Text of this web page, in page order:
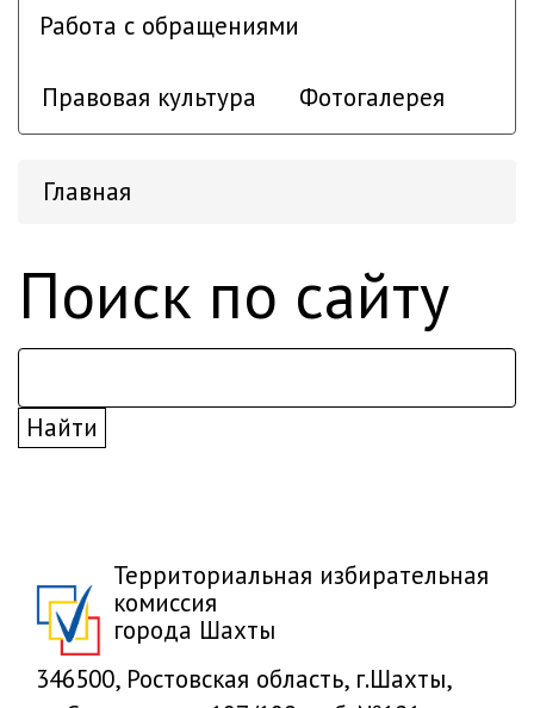
Работа с обращениями
Правовая культура Фотогалерея
Главная
Поиск по сайту
Территориальная избирательная
комиссия
города Шахты
346500, Ростовская область, г.Шахты,